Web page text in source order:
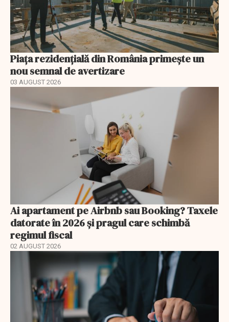
Piața rezidențială din România primește un
nou semnal de avertizare
03 AUGUST 2026
Ai apartament pe Airbnb sau Booking? Taxele
datorate în 2026 și pragul care schimbă
regimul fiscal
02 AUGUST 2026